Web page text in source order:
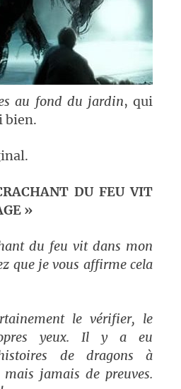
au fond du jardin, qui
bien.
DU FEU VIT
»
du feu vit dans mon
que je vous affirme cela
le vérifier, le
yeux. Il y a eu
de dragons à
mais jamais de preuves.